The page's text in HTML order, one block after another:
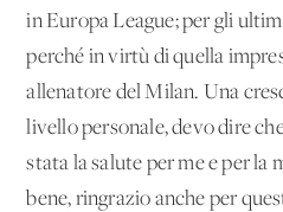
in Europa League; per gli
perché in virtù di quella
allenatore del Milan. Una
livello personale, devo dire
stata la salute per me e per
bene, ringrazio anche per